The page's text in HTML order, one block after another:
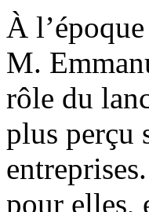
À
M.
rôle du
plus perçu
pour elles,